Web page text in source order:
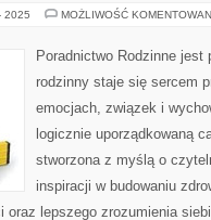
2025 MOŻLIWOŚĆ
Poradnictwo Rodzinne jest
rodzinny staje się sercem
emocjach, związek i
logicznie uporządkowaną
stworzona z myślą o
inspiracji w budowaniu
oraz lepszego zrozumienia